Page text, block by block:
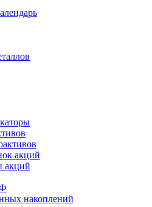
акций
акций
накоплений